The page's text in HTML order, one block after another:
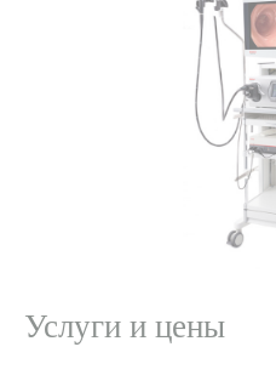
Услуги и цены